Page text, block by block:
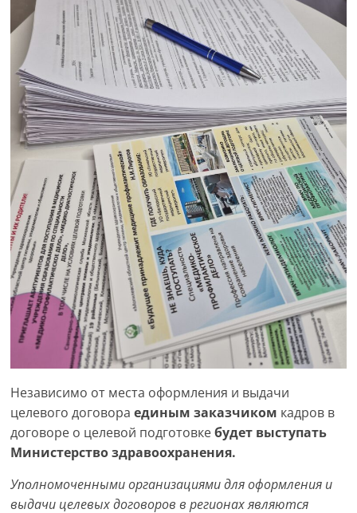
Независимо от места оформления и выдачи
целевого договораединым заказчиком кадров в
договоре о целевой подготовкебудет выступать
Министерство здравоохранения.
Уполномоченными организациями для оформления и
выдачи целевых договоров в регионах являются